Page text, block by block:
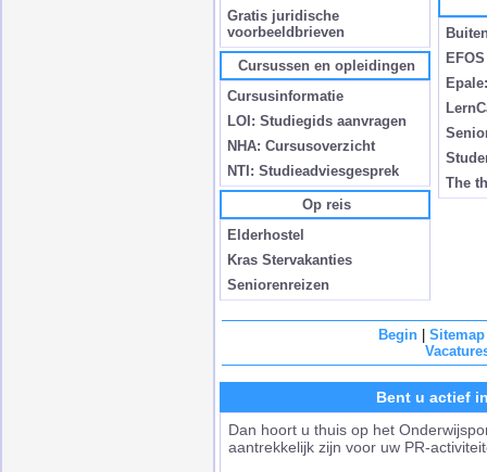
Gratis juridische
voorbeeldbrieven
Cursussen en opleidingen
Cursusinformatie
LOI: Studiegids aanvragen
NHA: Cursusoverzicht
NTI: Studieadviesgesprek
Op reis
Elderhostel
Kras Stervakanties
Seniorenreizen
EFOS
The
Begin| Sitemap
Bent u actief
Dan hoort u thuis op het
aantrekkelijk zijn voor uw PR-